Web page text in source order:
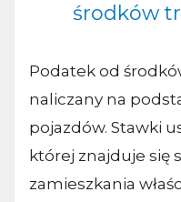
środków
Podatek od
naliczany na
pojazdów. Stawki
której znajduje się
zamieszkania